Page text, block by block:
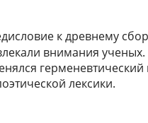
к древнему
внимания
лексики.